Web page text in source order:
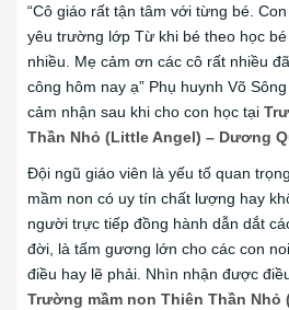
“Cô giáo rất tận tâm với từng bé.
yêu trường lớp Từ khi bé theo học
nhiều. Mẹ cảm ơn các cô rất nhiều
công hôm nay ạ” Phụ huynh Võ
cảm nhận sau khi cho con học tại
Thần Nhỏ (Little Angel) – Dương
Đội ngũ giáo viên là yếu tố quan
mầm non có uy tín chất lượng hay
người trực tiếp đồng hành dẫn dắt
đời, là tấm gương lớn cho các con
điều hay lẽ phải. Nhìn nhận được
Trường mầm non Thiên Thần